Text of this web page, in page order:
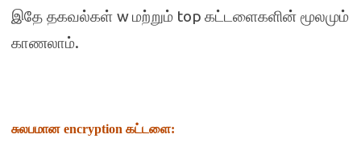
இதே தகவல்கள் wமற்றும் top கட்டளைகளின் மூலமும்
காணலாம்.
சுலபமான encryption கட்டளை: